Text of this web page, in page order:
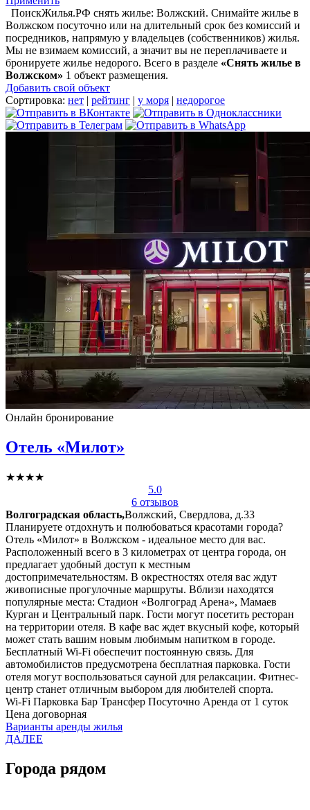
ПоискЖилья.РФ снять жилье: Волжский. Снимайте жилье в
Волжском посуточно или на длительный срок без комиссий и
посредников, напрямую у владельцев (собственников) жилья.
Мы не взимаем комиссий, а значит вы не переплачиваете и
бронируете жилье недорого. Всего в разделе «Снять жилье в
Волжском» 1 объект размещения.
Добавить свой объект
Сортировка: нет | рейтинг | у моря | недорогое
Онлайн бронирование
Отель «Милот»
★★★★
5.0
6 отзывов
Волгоградская область,Волжский, Свердлова, д.33
Планируете отдохнуть и полюбоваться красотами города?
Отель «Милот» в Волжском - идеальное место для вас.
Расположенный всего в 3 километрах от центра города, он
предлагает удобный доступ к местным
достопримечательностям. В окрестностях отеля вас ждут
живописные прогулочные маршруты. Вблизи находятся
популярные места: Стадион «Волгоград Арена», Мамаев
Курган и Центральный парк. Гости могут посетить ресторан
на территории отеля. В кафе вас ждет вкусный кофе, который
может стать вашим новым любимым напитком в городе.
Бесплатный Wi-Fi обеспечит постоянную связь. Для
автомобилистов предусмотрена бесплатная парковка. Гости
отеля могут воспользоваться сауной для релаксации. Фитнес-
центр станет отличным выбором для любителей спорта.
Wi-Fi Парковка Бар Трансфер Посуточно Аренда от 1 суток
Цена договорная
Варианты аренды жилья
ДАЛЕЕ
Города рядом